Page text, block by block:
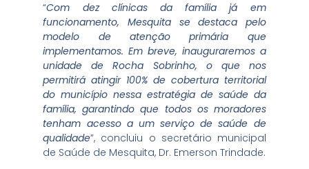
“Com dez clínicas da família já em
funcionamento, Mesquita se destaca pelo
modelo de atenção primária que
implementamos. Em breve, inauguraremos a
unidade de Rocha Sobrinho, o que nos
permitirá atingir 100% de cobertura territorial
do município nessa estratégia de saúde da
família, garantindo que todos os moradores
tenham acesso a um serviço de saúde de
qualidade”, concluiu o secretário municipal
de Saúde de Mesquita, Dr. Emerson Trindade.